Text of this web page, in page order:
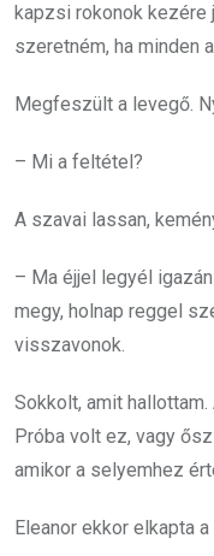
kapzsi rokonok kezére
szeretném, ha minden
Megfeszült a levegő.
– Mi a feltétel?
A szavai lassan,
– Ma éjjel legyél
megy, holnap reggel
visszavonok.
Sokkolt, amit
Próba volt ez, vagy
amikor a selyemhez
Eleanor ekkor elkapta